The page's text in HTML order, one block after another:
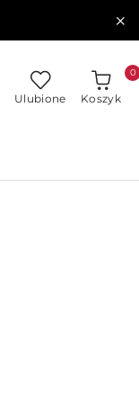
Ulubione Koszyk
0